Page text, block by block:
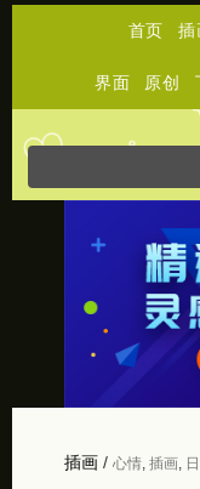
首页 插
界面 原创
插画/ 心情, 插画,